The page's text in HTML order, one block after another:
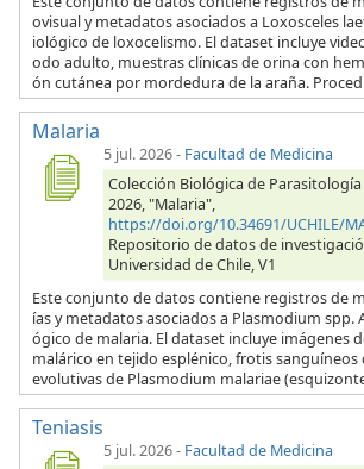
ovisual y metadatos asociados a Loxosceles
iológico de loxocelismo. El dataset incluye
odo adulto, muestras clínicas de orina con
ón cutánea por mordedura de la araña.
Malaria
5 jul. 2026- Facultad de Medicina
Colección Biológica de Parasitología
2026, "Malaria",
https://doi.org/10.34691/UCHILE/
Repositorio de datos de
Universidad de Chile, V1
Este conjunto de datos contiene registros de
ías y metadatos asociados a Plasmodium spp.
ógico de malaria. El dataset incluye imágenes
malárico en tejido esplénico, frotis sanguíneos
evolutivas de Plasmodium malariae
Teniasis
5 jul. 2026- Facultad de Medicina